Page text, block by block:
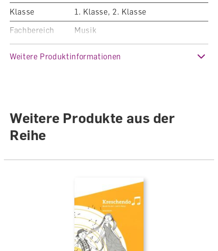
Klasse
1. Klasse, 2. Klasse
Fachbereich
Musik
Anzahl Seiten
248
Einband
Weitere Produktinformationen
Weitere Produkte aus der
Reihe